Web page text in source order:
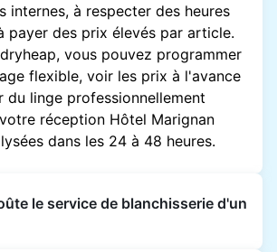
internes, à respecter des heures
payer des prix élevés par article.
vous pouvez programmer
flexible, voir les prix à l'avance
du linge professionnellement
réception Hôtel Marignan
dans les 24 à 48 heures.
le service de blanchisserie d'un